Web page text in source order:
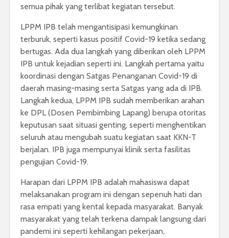
semua pihak yang terlibat kegiatan tersebut.
LPPM IPB telah mengantisipasi kemungkinan
terburuk, seperti kasus positif Covid-19 ketika sedang
bertugas. Ada dua langkah yang diberikan oleh LPPM
IPB untuk kejadian seperti ini. Langkah pertama yaitu
koordinasi dengan Satgas Penanganan Covid-19 di
daerah masing-masing serta Satgas yang ada di IPB.
Langkah kedua, LPPM IPB sudah memberikan arahan
ke DPL (Dosen Pembimbing Lapang) berupa otoritas
keputusan saat situasi genting, seperti menghentikan
seluruh atau mengubah suatu kegiatan saat KKN-T
berjalan. IPB juga mempunyai klinik serta fasilitas
pengujian Covid-19.
Harapan dari LPPM IPB adalah mahasiswa dapat
melaksanakan program ini dengan sepenuh hati dan
rasa empati yang kental kepada masyarakat. Banyak
masyarakat yang telah terkena dampak langsung dari
pandemi ini seperti kehilangan pekerjaan,